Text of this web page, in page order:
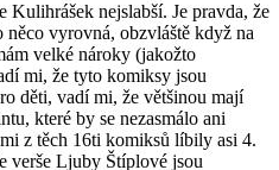
Kulihrášek nejslabší. Je pravda, že
vyrovná, obzvláště když na
velké nároky (jakožto
mi, že tyto komiksy jsou
děti, vadí mi, že většinou mají
které by se nezasmálo ani
z těch 16ti komiksů líbily asi 4.
verše Ljuby Štíplové jsou